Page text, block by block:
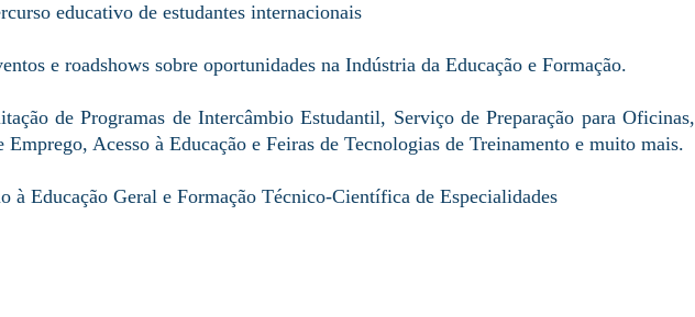
educativo de estudantes internacionais
e roadshows sobre oportunidades na Indústria da Educação e Formação.
de Programas de Intercâmbio Estudantil, Serviço de Preparação para Oficinas,
Emprego, Acesso à Educação e Feiras de Tecnologias de Treinamento e muito mais.
à Educação Geral e Formação Técnico-Científica de Especialidades